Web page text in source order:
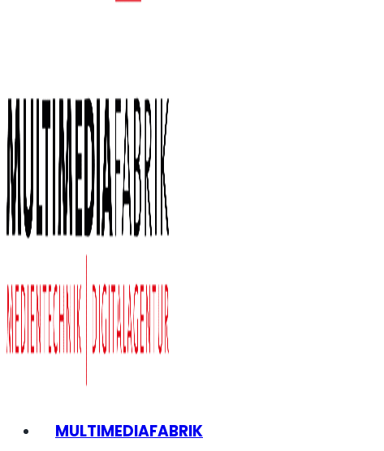
MULTIMEDIAFABRIK